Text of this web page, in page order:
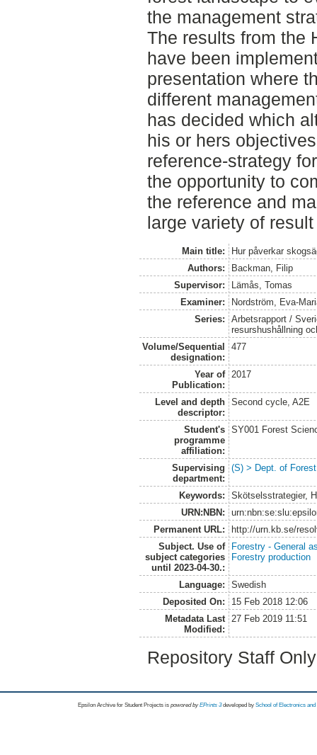
the management
The results from the
have been
presentation where
different
has decided which
his or hers
reference-strategy
the opportunity to
the reference and
large variety of
Main title:
Hur påverkar
Authors:
Backman, Filip
Supervisor:
Lämås, Tomas
Examiner:
Nordström, Eva-
Series:
Arbetsrapport /
resurshushållning
Volume/Sequential
designation:
477
Year of
Publication:
2017
Level and depth
descriptor:
Second cycle, A2E
Student's
programme
affiliation:
SY001 Forest
Supervising
department:
(S) > Dept. of
Keywords:
Skötselsstrategier,
URN:NBN:
Permanent URL:
http://urn.kb.se/
Subject. Use of
subject categories
until 2023-04-30.:
Forestry - General
Forestry production
Language:
Swedish
Deposited On:
15 Feb 2018 12:06
Metadata Last
Modified:
27 Feb 2019 11:51
Repository Staff
Epsilon Archive for Student Projects is powored byEPrints 3 developed by School of Electronics